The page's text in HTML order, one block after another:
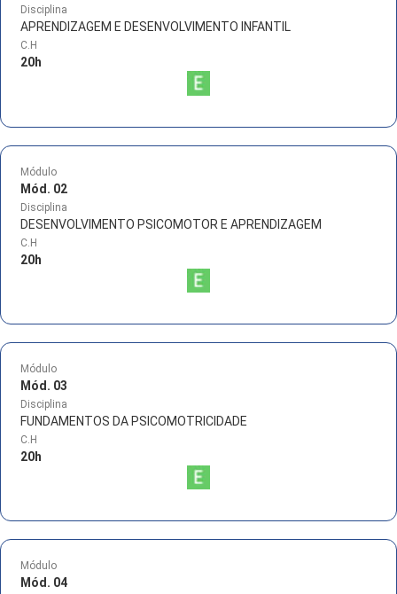
Disciplina
APRENDIZAGEM E DESENVOLVIMENTO INFANTIL
C.H
20h
Módulo
Mód. 02
Disciplina
DESENVOLVIMENTO PSICOMOTOR E APRENDIZAGEM
C.H
20h
Módulo
Mód. 03
Disciplina
FUNDAMENTOS DA PSICOMOTRICIDADE
C.H
20h
Módulo
Mód. 04